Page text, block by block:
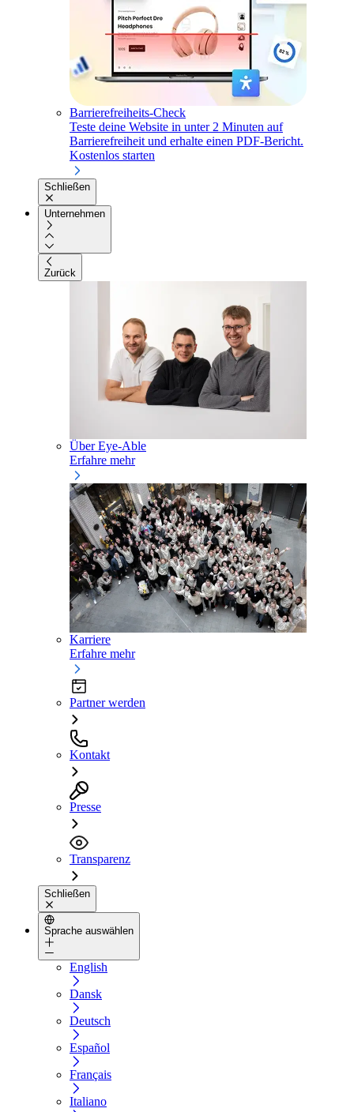
Barrierefreiheits-Check
Teste deine Website in unter 2 Minuten auf
Barrierefreiheit und erhalte einen PDF-Bericht.
Kostenlos starten
Schließen
Unternehmen
Zurück
Über Eye-Able
Erfahre mehr
Karriere
Erfahre mehr
Partner werden
Kontakt
Presse
Transparenz
Schließen
Sprache auswählen
English
Dansk
Deutsch
Español
Français
Italiano